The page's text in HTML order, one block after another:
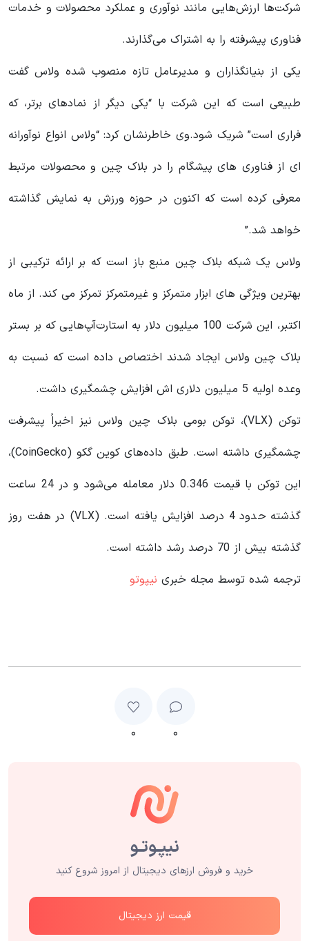
شرکت‌ها ارزش‌هایی مانند نوآوری و عملکرد محصولات و خدمات
فناوری پیشرفته را به اشتراک می‌گذارند.
یکی از بنیانگذاران و مدیرعامل تازه منصوب شده ولاس گفت
طبیعی است که این شرکت با “یکی دیگر از نمادهای برتر، که
فراری است” شریک شود.وی خاطرنشان کرد: “ولاس انواع نوآورانه
ای از فناوری های پیشگام را در بلاک چین و محصولات مرتبط
معرفی کرده است که اکنون در حوزه ورزش به نمایش گذاشته
خواهد شد.”
ولاس یک شبکه بلاک چین منبع باز است که بر ارائه ترکیبی از
بهترین ویژگی های ابزار متمرکز و غیرمتمرکز تمرکز می کند. از ماه
اکتبر، این شرکت 100 میلیون دلار به استارت‌آپ‌هایی که بر بستر
بلاک چین ولاس ایجاد شدند اختصاص داده است که نسبت به
وعده اولیه 5 میلیون دلاری اش افزایش چشمگیری داشت.
توکن (VLX)، توکن بومی بلاک چین ولاس نیز اخیراً پیشرفت
چشمگیری داشته است. طبق داده‌های کوین گکو (CoinGecko)،
این توکن با قیمت 0.346 دلار معامله می‌شود و در 24 ساعت
گذشته حدود 4 درصد افزایش یافته است. (VLX) در هفت روز
گذشته بیش از 70 درصد رشد داشته است.
ترجمه شده توسط مجله خبری نیپوتو
۰ ۰
خرید و فروش ارزهای دیجیتال از امروز شروع کنید
قیمت ارز دیجیتال